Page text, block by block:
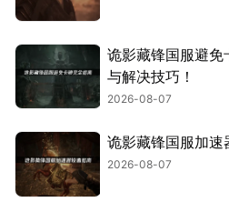
诡影藏锋国服避
与解决技巧！
2026-08-07
诡影藏锋国服加速
2026-08-07